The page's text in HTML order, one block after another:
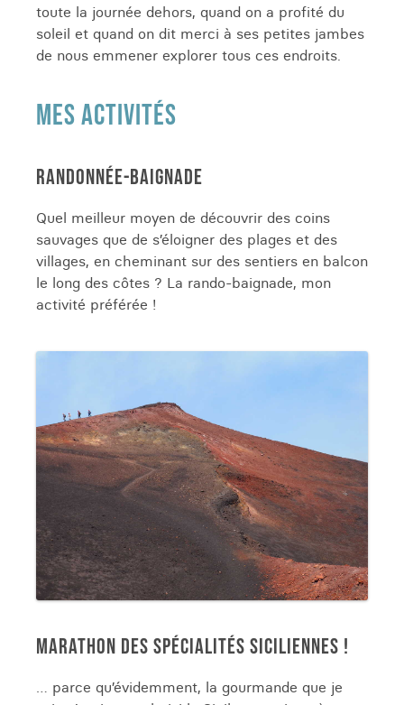
toute la journée dehors, quand on a profité du
soleil et quand on dit merci à ses petites jambes
de nous emmener explorer tous ces endroits.
MES ACTIVITÉS
RANDONNÉE-BAIGNADE
Quel meilleur moyen de découvrir des coins
sauvages que de s’éloigner des plages et des
villages, en cheminant sur des sentiers en balcon
le long des côtes ? La rando-baignade, mon
activité préférée !
MARATHON DES SPÉCIALITÉS SICILIENNES !
… parce qu’évidemment, la gourmande que je